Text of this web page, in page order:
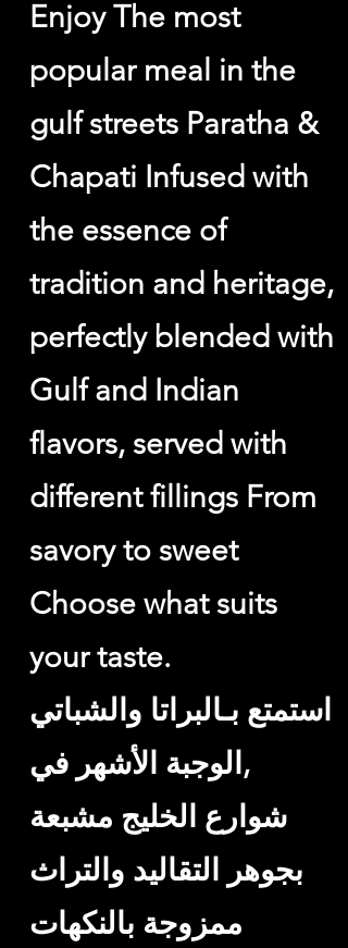
Enjoy The most
popular meal in the
gulf streets Paratha &
Chapati Infused with
the essence of
tradition and heritage,
perfectly blended with
Gulf and Indian
flavors, served with
different fillings From
savory to sweet
Choose what suits
your taste.
استمتع بـالبراتا والشباتي
,الوجبة الأشهر في
شوارع الخليج مشبعة
بجوهر التقاليد والتراث
ممزوجة بالنكهات